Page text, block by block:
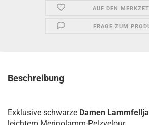
AUF DEN
FRAGE ZUM
Beschreibung
Exklusive schwarze Damen